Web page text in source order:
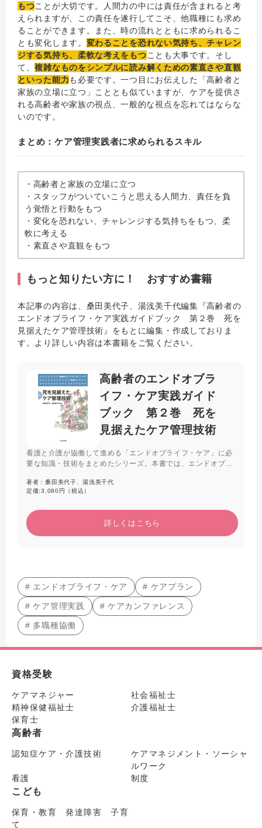
もつことが大切です。人間力の中には責任が含まれると考
えられますが、この責任を遂行してこそ、他職種にも求め
ることができます。また、時の流れとともに求められるこ
とも変化します。 変わることを恐れない気持ち、チャレン
ジする気持ち、柔軟な考えをもつことも大事です。そし
て、複雑なものをシンプルに読み解くための素直さや直観
といった能力も必要です。一つ目にお伝えした「高齢者と
家族の立場に立つ」こととも似ていますが、ケアを提供さ
れる高齢者や家族の視点、一般的な視点を忘れてはならな
いのです。
まとめ：ケア管理実践者に求められるスキル
・高齢者と家族の立場に立つ
・スタッフがついていこうと思える人間力、責任を負
う覚悟と行動をもつ
・変化を恐れない、チャレンジする気持ちをもつ、柔
軟に考える
・素直さや直観をもつ
もっと知りたい方に！ おすすめ書籍
本記事の内容は、桑田美代子、湯浅美千代編集『高齢者の
エンドオブライフ・ケア実践ガイドブック 第２巻 死を
見据えたケア管理技術』をもとに編集・作成しておりま
す。より詳しい内容は本書籍をご覧ください。
高齢者のエンドオブラ
イフ・ケア実践ガイド
ブック 第２巻 死を
見据えたケア管理技術
看護と介護が協働して進める「エンドオブライフ・ケア」に必
要な知識・技術をまとめたシリーズ。本書では、エンドオブラ
をまとめた。現場のスタッフも、よりよいケアを展開するため
に必要なアイデアがわかる。
著者：桑田美代子、湯浅美千代
定価:3,080円（税込）
詳しくはこちら
# エンドオブライフ・ケア # ケアプラン
# ケア管理実践 # ケアカンファレンス
# 多職種協働
資格受験
ケアマネジャー
社会福祉士
精神保健福祉士
介護福祉士
保育士
高齢者
認知症ケア・介護技術
ケアマネジメント・ソーシャ
ルワーク
看護
制度
こども
保育・教育 発達障害 子育
て